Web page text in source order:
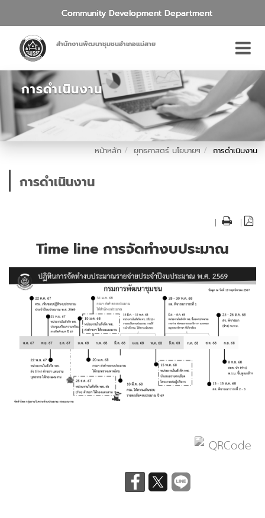
Community Development Department
สำนักงานพัฒนาชุมชนอำเภอแม่สาย
การดำเนินงาน
หน้าหลัก ยุทธศาสตร์ นโยบายฯ การดำเนินงาน
การดำเนินงาน
| |
Time line การจัดทำงบประมาณ